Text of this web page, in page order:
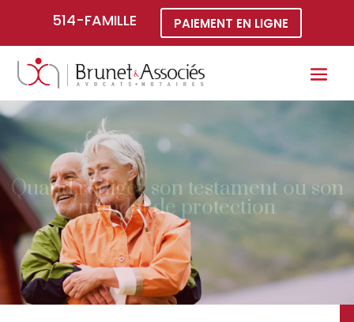
514-FAMILLE PAIEMENT EN LIGNE
Quand rédiger son testament ou son
mandat de protection